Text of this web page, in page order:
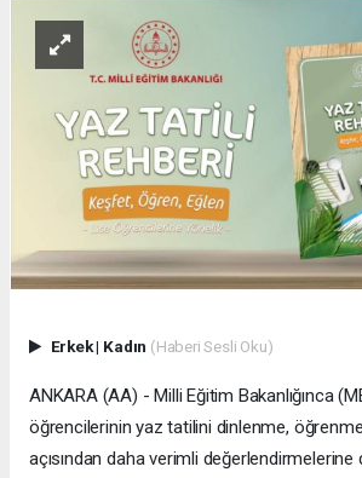
Erkek| Kadın (Haberi Sesli Oku)
ANKARA (AA) - Milli Eğitim Bakanlığınca
öğrencilerinin yaz tatilini dinlenme,
açısından daha verimli